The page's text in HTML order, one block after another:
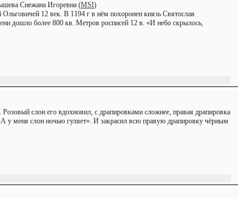
Снежана Игоревна (MSI)
12 век. В 1194 г в нём похоронен князь Святослав
дошло более 800 кв. Метров росписей 12 в. «И небо скрылось,
слон его вдохновил, с драпировками сложнее, правая драпировка
у меня слон ночью гуляет». И закрасил всю правую драпировку чёрным